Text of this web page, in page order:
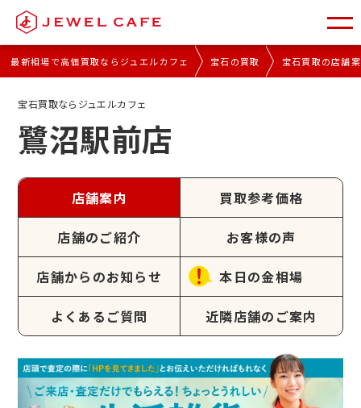
最新相場で高価買取ならジュエルカフェ 宝石の買取 宝石買取の店舗
宝石買取ならジュエルカフェ
鷺沼駅前店
店舗案内 買取参考価格
店舗のご紹介 お客様の声
店舗からのお知らせ 本日の金相場
よくあるご質問 近隣店舗のご案内